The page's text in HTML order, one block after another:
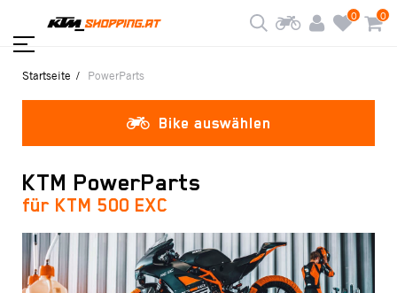
0 0
Startseite PowerParts
Bike auswählen
KTM PowerParts
für KTM 500 EXC